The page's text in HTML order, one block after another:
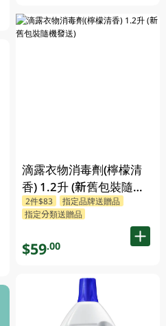
滴露衣物消毒劑(檸檬清
香) 1.2升 (新舊包裝隨機
發送)
2件$83
指定品牌送贈品
指定分類送贈品
$59.00